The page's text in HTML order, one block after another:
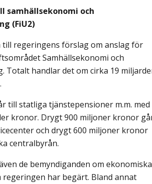
samhällsekonomi och
(FiU2)
till regeringens förslag om anslag för
Samhällsekonomi och
Totalt handlar det om cirka 19
till statliga tjänstepensioner m.m. med
kronor. Drygt 900 miljoner kronor
och drygt 600 miljoner kronor
centralbyrån.
de bemyndiganden om ekonomiska
regeringen har begärt. Bland annat